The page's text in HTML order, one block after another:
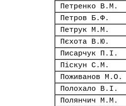
Петренко В.М.
Петров Б.Ф.
Петрук М.М.
Пєхота В.Ю.
Писарчук П.І.
Піскун С.М.
Поживанов М.О.
Полохало В.І.
Полянчич М.М.